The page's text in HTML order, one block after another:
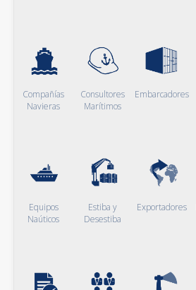
Compañías
Navieras
Consultores
Marítimos
Embarcadores
Equipos
Naúticos
Estiba y
Desestiba
Exportadores